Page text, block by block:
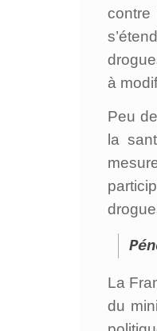
contre
à
Peu
la
La
du